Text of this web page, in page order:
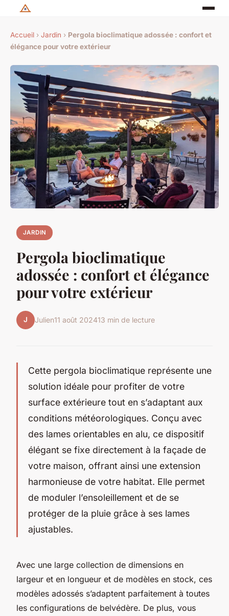
Accueil › Jardin › Pergola bioclimatique adossée : confort et
élégance pour votre extérieur
JARDIN
Pergola bioclimatique
adossée : confort et élégance
pour votre extérieur
J Julien11 août 202413 min de lecture
Cette pergola bioclimatique représente une
solution idéale pour profiter de votre
surface extérieure tout en s’adaptant aux
conditions météorologiques. Conçu avec
des lames orientables en alu, ce dispositif
élégant se fixe directement à la façade de
votre maison, offrant ainsi une extension
harmonieuse de votre habitat. Elle permet
de moduler l’ensoleillement et de se
protéger de la pluie grâce à ses lames
ajustables.
Avec une large collection de dimensions en
largeur et en longueur et de modèles en stock, ces
modèles adossés s’adaptent parfaitement à toutes
les configurations de belvédère. De plus, vous